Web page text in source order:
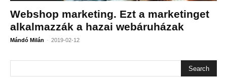
Webshop marketing. Ezt a marketinget
alkalmazzák a hazai webáruházak
Mándó Milán - 2019-02-12